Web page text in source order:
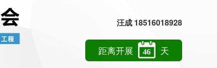
汪成 18516018928
距离开展 46 天